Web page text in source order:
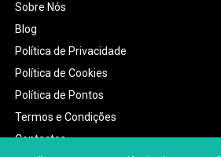
Sobre Nós
Blog
Política de Privacidade
Política de Cookies
Política de Pontos
Termos e Condições
Contactos